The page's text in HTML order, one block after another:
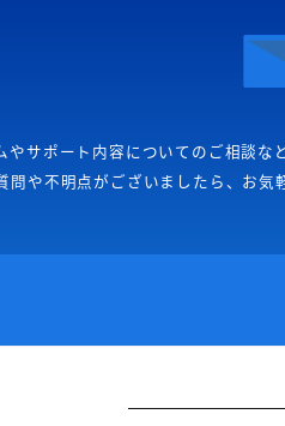
サポート内容についてのご相談な
や不明点がございましたら、お気